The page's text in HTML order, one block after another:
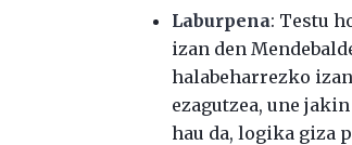
Laburpena: Testu
izan den
halabeharrezko
ezagutzea, une
hau da, logika giza